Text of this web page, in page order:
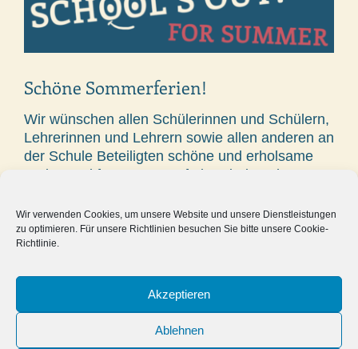
Wir verwenden Cookies, um unsere Website und unsere Dienstleistungen
zu optimieren. Für unsere Richtlinien besuchen Sie bitte unsere Cookie-
Richtlinie.
Akzeptieren
Ablehnen
Schöne Sommerferien!
Wir wünschen allen Schülerinnen und Schülern,
Lehrerinnen und Lehrern sowie allen anderen an
der Schule Beteiligten schöne und erholsame
Ferien und freuen uns auf ein Wiedersehen zum
Der Vorstand des Fördervereins